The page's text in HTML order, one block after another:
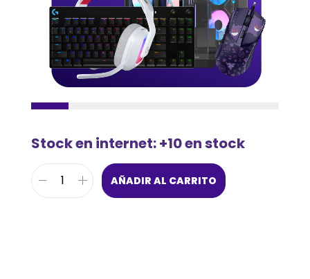
Stock en internet: +10 en stock
AÑADIR AL CARRITO